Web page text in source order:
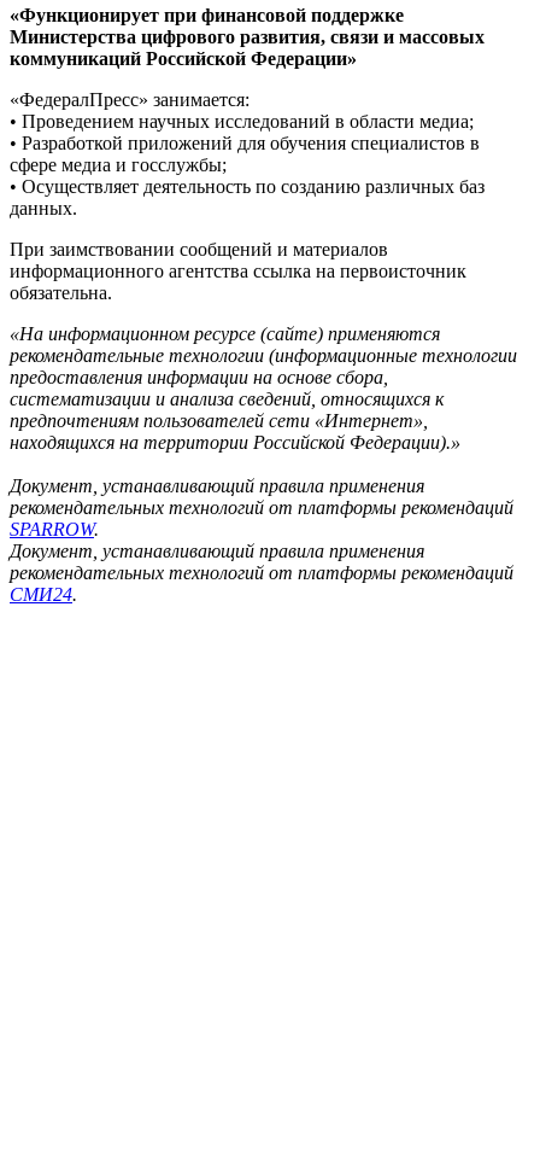
«Функционирует при финансовой поддержке
Министерства цифрового развития, связи и массовых
коммуникаций Российской Федерации»
«ФедералПресс» занимается:
• Проведением научных исследований в области медиа;
• Разработкой приложений для обучения специалистов в
сфере медиа и госслужбы;
• Осуществляет деятельность по созданию различных баз
данных.
При заимствовании сообщений и материалов
информационного агентства ссылка на первоисточник
обязательна.
«На информационном ресурсе (сайте) применяются
рекомендательные технологии (информационные технологии
предоставления информации на основе сбора,
систематизации и анализа сведений, относящихся к
предпочтениям пользователей сети «Интернет»,
находящихся на территории Российской Федерации).»
Документ, устанавливающий правила применения
рекомендательных технологий от платформы рекомендаций
SPARROW.
Документ, устанавливающий правила применения
рекомендательных технологий от платформы рекомендаций
СМИ24.